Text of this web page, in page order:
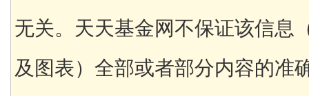
无关。天天基金网不保证该信息
及图表）全部或者部分内容的准